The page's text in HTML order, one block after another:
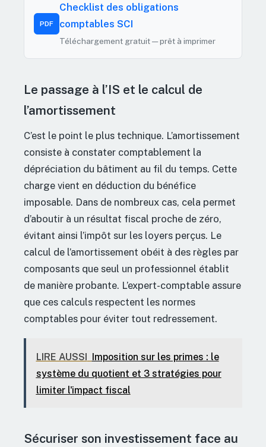
PDF
Checklist des obligations
comptables SCI
Téléchargement gratuit — prêt à imprimer
Le passage à l’IS et le calcul de
l’amortissement
C’est le point le plus technique. L’amortissement
consiste à constater comptablement la
dépréciation du bâtiment au fil du temps. Cette
charge vient en déduction du bénéfice
imposable. Dans de nombreux cas, cela permet
d’aboutir à un résultat fiscal proche de zéro,
évitant ainsi l’impôt sur les loyers perçus. Le
calcul de l’amortissement obéit à des règles par
composants que seul un professionnel établit
de manière probante. L’expert-comptable assure
que ces calculs respectent les normes
comptables pour éviter tout redressement.
LIRE AUSSI Imposition sur les primes : le
système du quotient et 3 stratégies pour
limiter l'impact fiscal
Sécuriser son investissement face au